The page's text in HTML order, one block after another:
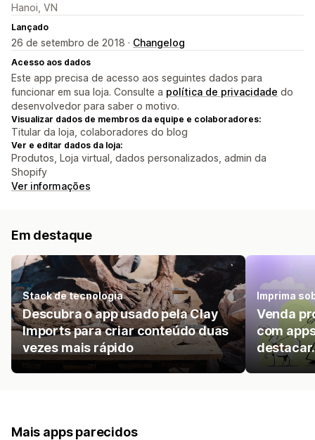
Hanoi, VN
Lançado
26 de setembro de 2018 · Changelog
Acesso aos dados
Este app precisa de acesso aos seguintes dados para
funcionar em sua loja. Consulte a política de privacidade do
desenvolvedor para saber o motivo.
Visualizar dados de membros da equipe e colaboradores:
Titular da loja, colaboradores do blog
Ver e editar dados da loja:
Produtos, Loja virtual, dados personalizados, admin da
Shopify
Ver informações
Em destaque
Stack de tecnologia
Descubra o app usado pela Clay
Imports para criar conteúdo duas
vezes mais rápido
Imprima
Venda
com
destacar.
Mais apps parecidos